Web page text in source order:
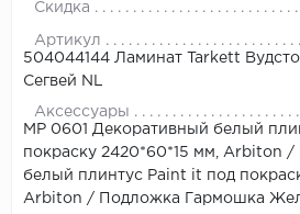
Скидка
Артикул
504044144 Ламинат Tarkett
Сегвей NL
Аксессуары
МР 0601 Декоративный белый
покраску 2420*60*15 мм, Arbiton /
белый плинтус Paint it под
Arbiton / Подложка Гармошка